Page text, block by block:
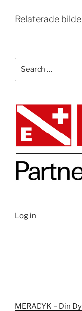
Relaterade
Log in
MERADYK – Din